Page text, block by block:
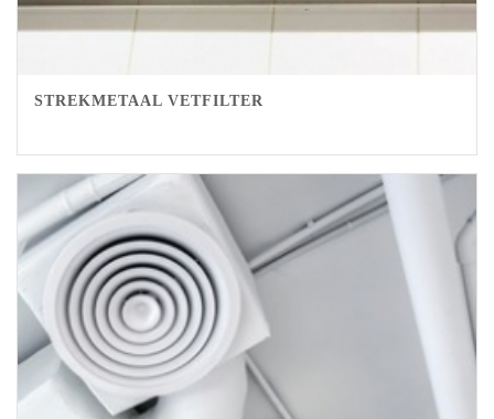
STREKMETAAL VETFILTER